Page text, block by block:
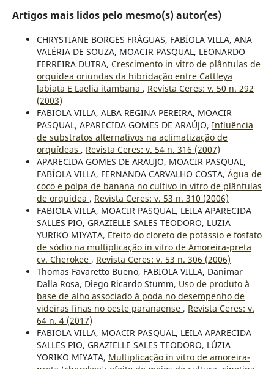
Artigos mais lidos pelo mesmo(s) autor(es)
CHRYSTIANE BORGES FRÁGUAS, FABÍOLA VILLA, ANA
VALÉRIA DE SOUZA, MOACIR PASQUAL, LEONARDO
FERREIRA DUTRA, Crescimento in vitro de plântulas de
orquídea oriundas da hibridação entre Cattleya
labiata E Laelia itambana , Revista Ceres: v. 50 n. 292
(2003)
FABIOLA VILLA, ALBA REGINA PEREIRA, MOACIR
PASQUAL, APARECIDA GOMES DE ARAÚJO, Influência
de substratos alternativos na aclimatização de
orquídeas , Revista Ceres: v. 54 n. 316 (2007)
APARECIDA GOMES DE ARAUJO, MOACIR PASQUAL,
FABÍOLA VILLA, FERNANDA CARVALHO COSTA, Água de
coco e polpa de banana no cultivo in vitro de plântulas
de orquídea , Revista Ceres: v. 53 n. 310 (2006)
FABIOLA VILLA, MOACIR PASQUAL, LEILA APARECIDA
SALLES PIO, GRAZIELLE SALES TEODORO, LUZIA
YURIKO MIYATA, Efeito do cloreto de potássio e fosfato
de sódio na multiplicação in vitro de Amoreira-preta
cv. Cherokee , Revista Ceres: v. 53 n. 306 (2006)
Thomas Favaretto Bueno, FABIOLA VILLA, Danimar
Dalla Rosa, Diego Ricardo Stumm, Uso de produto à
base de alho associado à poda no desempenho de
videiras finas no oeste paranaense , Revista Ceres: v.
64 n. 4 (2017)
FABIOLA VILLA, MOACIR PASQUAL, LEILA APARECIDA
SALLES PIO, GRAZIELLE SALES TEODORO, LÚZIA
YORIKO MIYATA, Multiplicação in vitro de amoreira-